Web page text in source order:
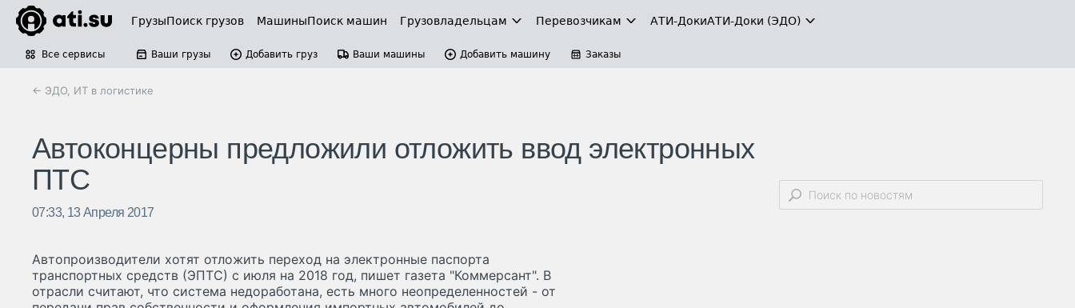
ГрузыПоиск грузов МашиныПоиск машин Грузовладельцам Перевозчикам АТИ-ДокиАТИ-Доки (ЭДО)
Все сервисы Ваши грузы Добавить груз Ваши машины Добавить машину Заказы
← ЭДО, ИТ в логистике
Автоконцерны предложили отложить ввод электронных
ПТС
07:33, 13 Апреля 2017
Автопроизводители хотят отложить переход на электронные паспорта
транспортных средств (ЭПТС) с июля на 2018 год, пишет газета "Коммерсант". В
отрасли считают, что система недоработана, есть много неопределенностей - от